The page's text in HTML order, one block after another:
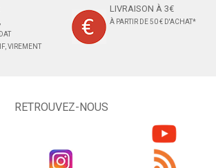
VIREMENT
LIVRAISON À 3€
À PARTIR DE 50 € D'ACHAT*
RETROUVEZ-NOUS